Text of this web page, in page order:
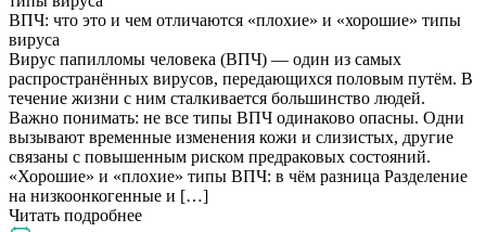
ВПЧ: что это и чем отличаются «плохие» и «хорошие» типы
вируса
Вирус папилломы человека (ВПЧ) — один из самых
распространённых вирусов, передающихся половым путём. В
течение жизни с ним сталкивается большинство людей.
Важно понимать: не все типы ВПЧ одинаково опасны. Одни
вызывают временные изменения кожи и слизистых, другие
связаны с повышенным риском предраковых состояний.
«Хорошие» и «плохие» типы ВПЧ: в чём разница Разделение
на низкоонкогенные и […]
Читать подробнее